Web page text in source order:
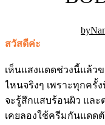
สวัสดีค่ะ
เห็นแสงแดดช่วงนี้แล้ว
ไหนจริงๆ เพราะทุกครั้
จะรู้สึกแสบร้อนผิว แล
เคยลองใช้ครีมกันแดด